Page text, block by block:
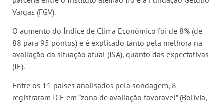
Vargas (FGV).
O aumento do Índice de Clima Econômico foi de 8% (de
88 para 95 pontos) e é explicado tanto pela melhora na
avaliação da situação atual (ISA), quanto das expectativas
(IE).
Entre os 11 países analisados pela sondagem, 8
registraram ICE em “zona de avaliação favorável” (Bolívia,